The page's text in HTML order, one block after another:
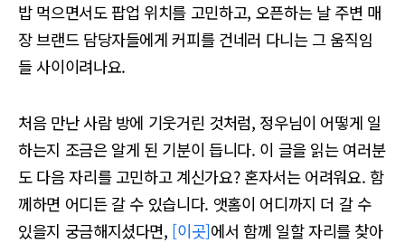
밥 먹으면서도 팝업 위치를 고민하고, 오픈하는 날 주변 매
장 브랜드 담당자들에게 커피를 건네러 다니는 그 움직임
들 사이이려나요.
처음 만난 사람 방에 기웃거린 것처럼, 정우님이 어떻게 일
하는지 조금은 알게 된 기분이 듭니다. 이 글을 읽는 여러분
도 다음 자리를 고민하고 계신가요? 혼자서는 어려워요. 함
께하면 어디든 갈 수 있습니다. 앳홈이 어디까지 더 갈 수
있을지 궁금해지셨다면, [이곳]에서 함께 일할 자리를 찾아